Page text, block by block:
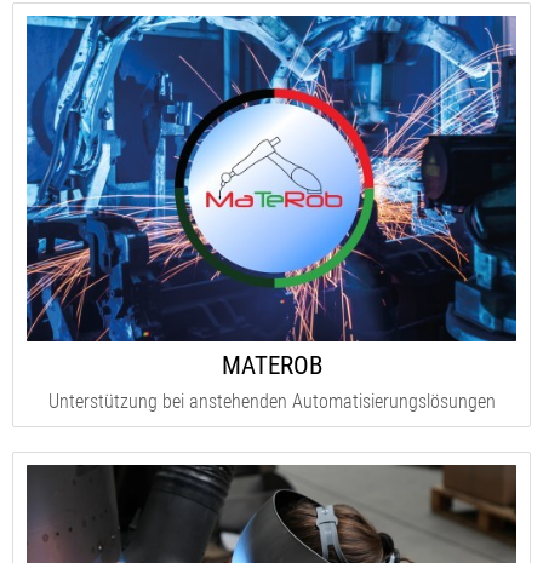
MATEROB
Unterstützung bei anstehenden Automatisierungslösungen